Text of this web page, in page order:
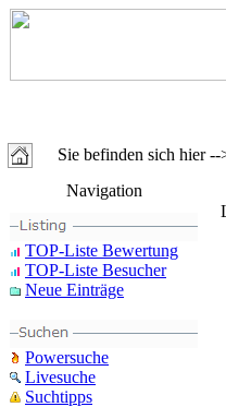
Sie befinden sich hier
Navigation
TOP-Liste Bewertung
TOP-Liste Besucher
Neue Einträge
Powersuche
Livesuche
Suchtipps